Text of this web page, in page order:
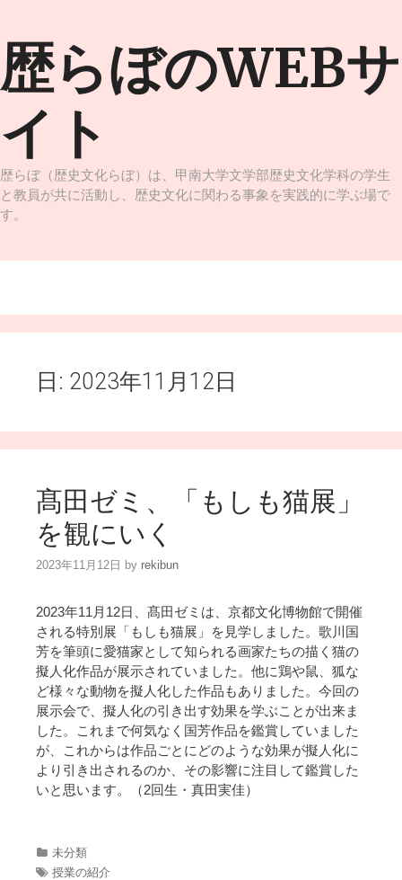
テ
ン
ツ
ッ
プ
歴らぼのWEBサ
イト
歴らぼ（歴史文化らぼ）は、甲南大学文学部歴史文化学科の学生
と教員が共に活動し、歴史文化に関わる事象を実践的に学ぶ場で
す。
日: 2023年11月12日
髙田ゼミ、「もしも猫展」
を観にいく
2023年11月12日 by rekibun
2023年11月12日、髙田ゼミは、京都文化博物館で開催
される特別展「もしも猫展」を見学しました。歌川国
芳を筆頭に愛猫家として知られる画家たちの描く猫の
擬人化作品が展示されていました。他に鶏や鼠、狐な
ど様々な動物を擬人化した作品もありました。今回の
展示会で、擬人化の引き出す効果を学ぶことが出来ま
した。これまで何気なく国芳作品を鑑賞していました
が、これからは作品ごとにどのような効果が擬人化に
より引き出されるのか、その影響に注目して鑑賞した
いと思います。（2回生・真田実佳）
カ
テ
未分類
タ
授業の紹介